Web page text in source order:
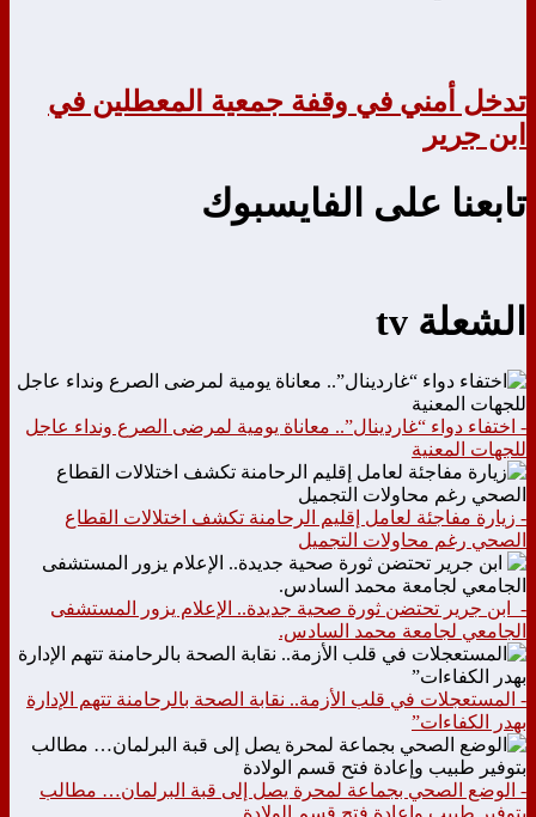
تدخل أمني في وقفة جمعية المعطلين في
ابن جرير
تابعنا على الفايسبوك
الشعلة tv
- اختفاء دواء “غاردينال”.. معاناة يومية لمرضى الصرع ونداء عاجل
للجهات المعنية
- زيارة مفاجئة لعامل إقليم الرحامنة تكشف اختلالات القطاع
الصحي رغم محاولات التجميل
- ابن جرير تحتضن ثورة صحية جديدة.. الإعلام يزور المستشفى
الجامعي لجامعة محمد السادس.
- المستعجلات في قلب الأزمة.. نقابة الصحة بالرحامنة تتهم الإدارة
بهدر الكفاءات”
- الوضع الصحي بجماعة لمحرة يصل إلى قبة البرلمان… مطالب
بتوفير طبيب وإعادة فتح قسم الولادة